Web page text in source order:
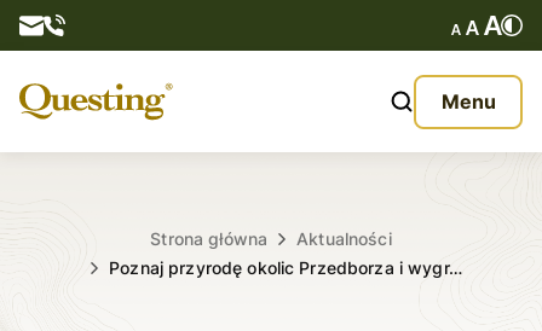
Menu
O nas
Strona główna
Aktualności
Poznaj przyrodę okolic Przedborza i wygr…